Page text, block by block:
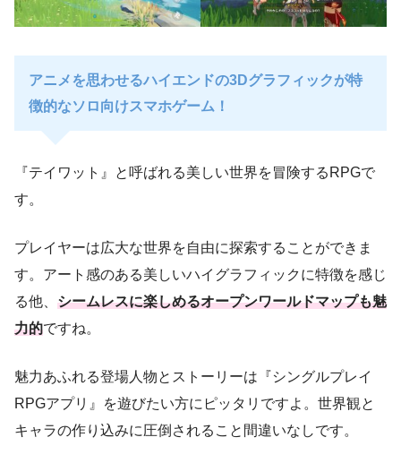
アニメを思わせるハイエンドの3Dグラフィックが特
徴的なソロ向けスマホゲーム！
『テイワット』と呼ばれる美しい世界を冒険するRPGで
す。
プレイヤーは広大な世界を自由に探索することができま
す。アート感のある美しいハイグラフィックに特徴を感じ
る他、 シームレスに楽しめるオープンワールドマップも魅
力的ですね。
魅力あふれる登場人物とストーリーは『シングルプレイ
RPGアプリ』を遊びたい方にピッタリですよ。世界観と
キャラの作り込みに圧倒されること間違いなしです。